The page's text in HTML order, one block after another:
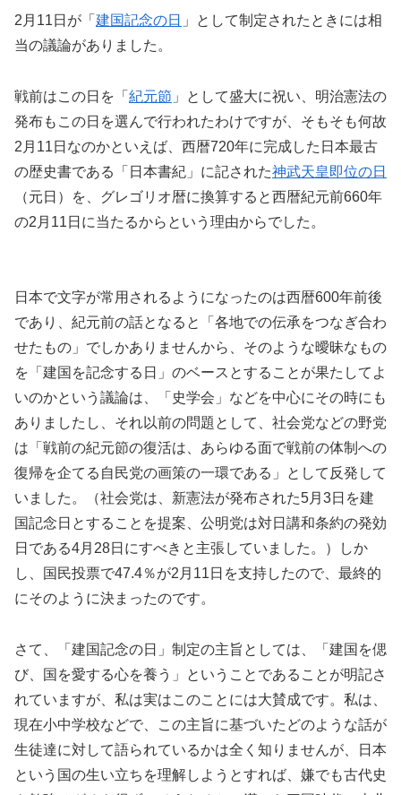
2月11日が「 建国記念の日 」として制定されたときには相
当の議論がありました。
戦前はこの日を「 紀元節 」として盛大に祝い、明治憲法の
発布もこの日を選んで行われたわけですが、そもそも何故
2月11日なのかといえば、西暦720年に完成した日本最古
の歴史書である「日本書紀」に記された神武天皇即位の日
（元日）を、グレゴリオ暦に換算すると西暦紀元前660年
の2月11日に当たるからという理由からでした。
日本で文字が常用されるようになったのは西暦600年前後
であり、紀元前の話となると「各地での伝承をつなぎ合わ
せたもの」でしかありませんから、そのような曖昧なもの
を「建国を記念する日」のベースとすることが果たしてよ
いのかという議論は、「史学会」などを中心にその時にも
ありましたし、それ以前の問題として、社会党などの野党
は「戦前の紀元節の復活は、あらゆる面で戦前の体制への
復帰を企てる自民党の画策の一環である」として反発して
いました。（社会党は、新憲法が発布された5月3日を建
国記念日とすることを提案、公明党は対日講和条約の発効
日である4月28日にすべきと主張していました。）しか
し、国民投票で47.4％が2月11日を支持したので、最終的
にそのように決まったのです。
さて、「建国記念の日」制定の主旨としては、「建国を偲
び、国を愛する心を養う」ということであることが明記さ
れていますが、私は実はこのことには大賛成です。私は、
現在小中学校などで、この主旨に基づいたどのような話が
生徒達に対して語られているかは全く知りませんが、日本
という国の生い立ちを理解しようとすれば、嫌でも古代史